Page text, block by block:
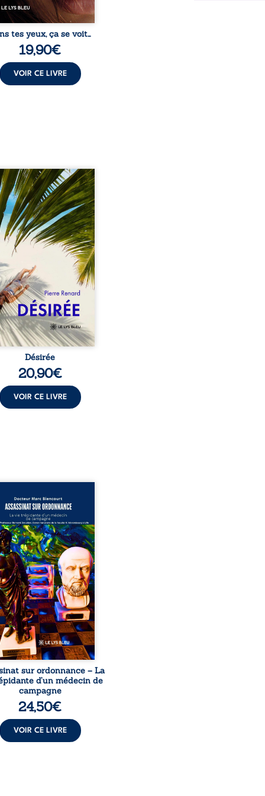
tes yeux, ça se voit…
19,90€
VOIR CE LIVRE
Pierre, jeune retraité,
qu’il est devenu une
femme métissée de
ans. À peine a-t-il
à apprivoiser ce
corps qu’Ange surgit
sa vie et fait vaciller
ses certitudes. Entre
est immédiate,
jusqu’à ce qu’un
familial fasse planer
: et s’ils étaient
demi-frère et ...
Désirée
20,90€
VOIR CE LIVRE
sur ordonnance –
trépidante d’un médecin
est la réédition
et actualisée du
du Docteur Marc
ancien médecin de
qui revient sur son
médical, syndical et
Depuis septembre
il raconte le long combat
conduit à être écarté du
médical, malgré une
de première instance
sur ordonnance – La
d’un médecin de
campagne
24,50€
VOIR CE LIVRE